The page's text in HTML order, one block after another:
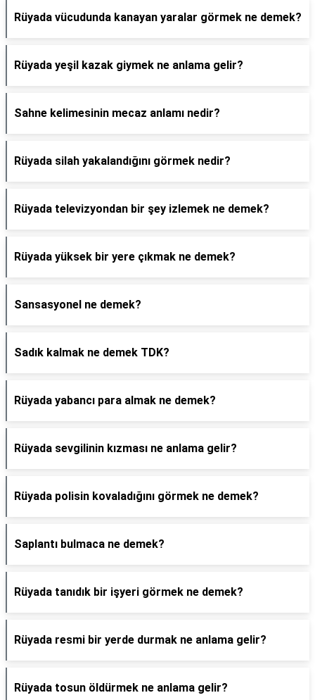
Rüyada vücudunda kanayan yaralar görmek ne demek?
Rüyada yeşil kazak giymek ne anlama gelir?
Sahne kelimesinin mecaz anlamı nedir?
Rüyada silah yakalandığını görmek nedir?
Rüyada televizyondan bir şey izlemek ne demek?
Rüyada yüksek bir yere çıkmak ne demek?
Sansasyonel ne demek?
Sadık kalmak ne demek TDK?
Rüyada yabancı para almak ne demek?
Rüyada sevgilinin kızması ne anlama gelir?
Rüyada polisin kovaladığını görmek ne demek?
Saplantı bulmaca ne demek?
Rüyada tanıdık bir işyeri görmek ne demek?
Rüyada resmi bir yerde durmak ne anlama gelir?
Rüyada tosun öldürmek ne anlama gelir?